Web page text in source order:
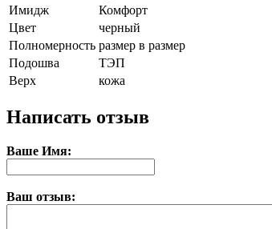
Имидж
Комфорт
Цвет
черный
Полномерность размер в размер
Подошва
ТЭП
Верх
кожа
Написать отзыв
Ваше Имя:
Ваш отзыв: